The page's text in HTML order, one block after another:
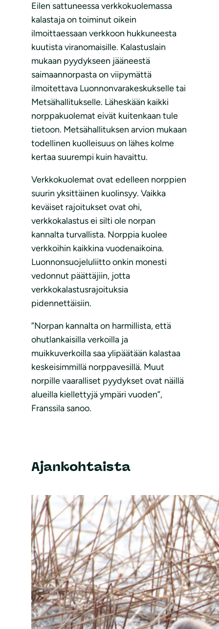
Eilen sattuneessa verkkokuolemassa
kalastaja on toiminut oikein
ilmoittaessaan verkkoon hukkuneesta
kuutista viranomaisille. Kalastuslain
mukaan pyydykseen jääneestä
saimaannorpasta on viipymättä
ilmoitettava Luonnonvarakeskukselle tai
Metsähallitukselle. Läheskään kaikki
norppakuolemat eivät kuitenkaan tule
tietoon. Metsähallituksen arvion mukaan
todellinen kuolleisuus on lähes kolme
kertaa suurempi kuin havaittu.
Verkkokuolemat ovat edelleen norppien
suurin yksittäinen kuolinsyy. Vaikka
keväiset rajoitukset ovat ohi,
verkkokalastus ei silti ole norpan
kannalta turvallista. Norppia kuolee
verkkoihin kaikkina vuodenaikoina.
Luonnonsuojeluliitto onkin monesti
vedonnut päättäjiin, jotta
verkkokalastusrajoituksia
pidennettäisiin.
”Norpan kannalta on harmillista, että
ohutlankaisilla verkoilla ja
muikkuverkoilla saa ylipäätään kalastaa
keskeisimmillä norppavesillä. Muut
norpille vaaralliset pyydykset ovat näillä
alueilla kiellettyjä ympäri vuoden”,
Franssila sanoo.
Ajankohtaista